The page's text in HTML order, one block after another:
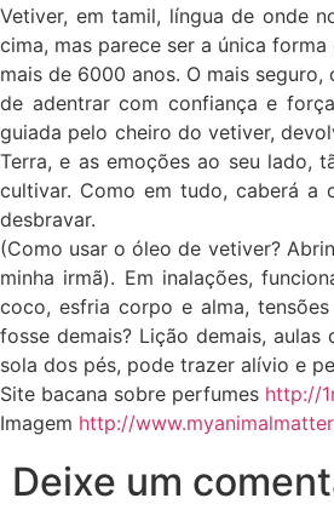
Vetiver, em tamil, língua de onde
cima, mas parece ser a única
mais de 6000 anos. O mais
de adentrar com confiança e
guiada pelo cheiro do vetiver,
Terra, e as emoções ao seu lado,
cultivar. Como em tudo, caberá a
desbravar.
(Como usar o óleo de vetiver?
minha irmã). Em inalações,
coco, esfria corpo e alma,
fosse demais? Lição demais,
sola dos pés, pode trazer alívio e
Site bacana sobre perfumes http://
Imagem http://
Deixe um